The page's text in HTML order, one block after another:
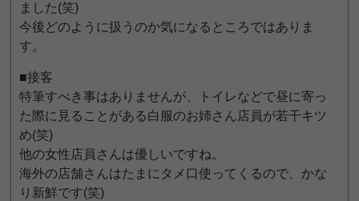
ました(笑)
今後どのように扱うのか気になるところではありま
す。
■接客
特筆すべき事はありませんが、トイレなどで昼に寄っ
た際に見ることがある白服のお姉さん店員が若干キツ
め(笑)
他の女性店員さんは優しいですね。
海外の店舗さんはたまにタメ口使ってくるので、かな
り新鮮です(笑)